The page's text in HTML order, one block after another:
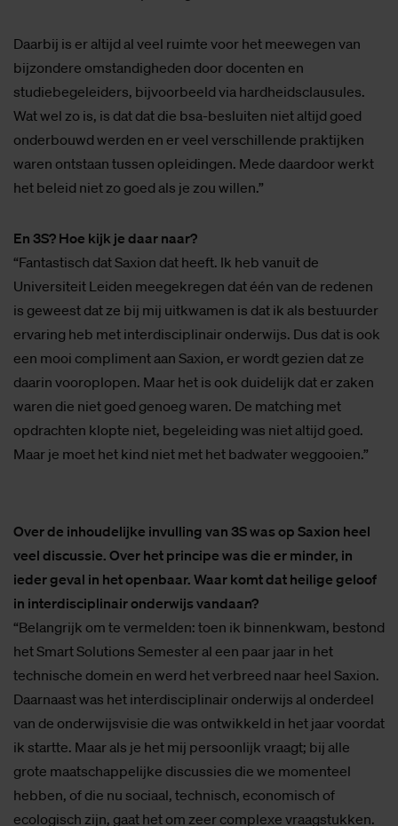
Daarbij is er altijd al veel ruimte voor het meewegen van
bijzondere omstandigheden door docenten en
studiebegeleiders, bijvoorbeeld via hardheidsclausules.
Wat wel zo is, is dat dat die bsa-besluiten niet altijd goed
onderbouwd werden en er veel verschillende praktijken
waren ontstaan tussen opleidingen. Mede daardoor werkt
het beleid niet zo goed als je zou willen.”
En 3S? Hoe kijk je daar naar?
“Fantastisch dat Saxion dat heeft. Ik heb vanuit de
Universiteit Leiden meegekregen dat één van de redenen
is geweest dat ze bij mij uitkwamen is dat ik als bestuurder
ervaring heb met interdisciplinair onderwijs. Dus dat is ook
een mooi compliment aan Saxion, er wordt gezien dat ze
daarin vooroplopen. Maar het is ook duidelijk dat er zaken
waren die niet goed genoeg waren. De matching met
opdrachten klopte niet, begeleiding was niet altijd goed.
Maar je moet het kind niet met het badwater weggooien.”
Over de inhoudelijke invulling van 3S was op Saxion heel
veel discussie. Over het principe was die er minder, in
ieder geval in het openbaar. Waar komt dat heilige geloof
in interdisciplinair onderwijs vandaan?
“Belangrijk om te vermelden: toen ik binnenkwam, bestond
het Smart Solutions Semester al een paar jaar in het